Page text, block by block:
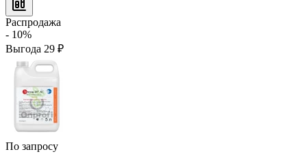
Распродажа
- 10%
Выгода 29 ₽
По запросу